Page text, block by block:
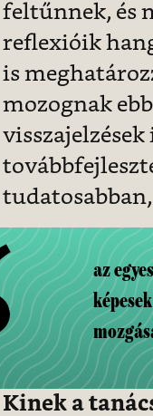
feltűnnek, és
reflexióik
is
mozognak
visszajelzések
az
Kinek a